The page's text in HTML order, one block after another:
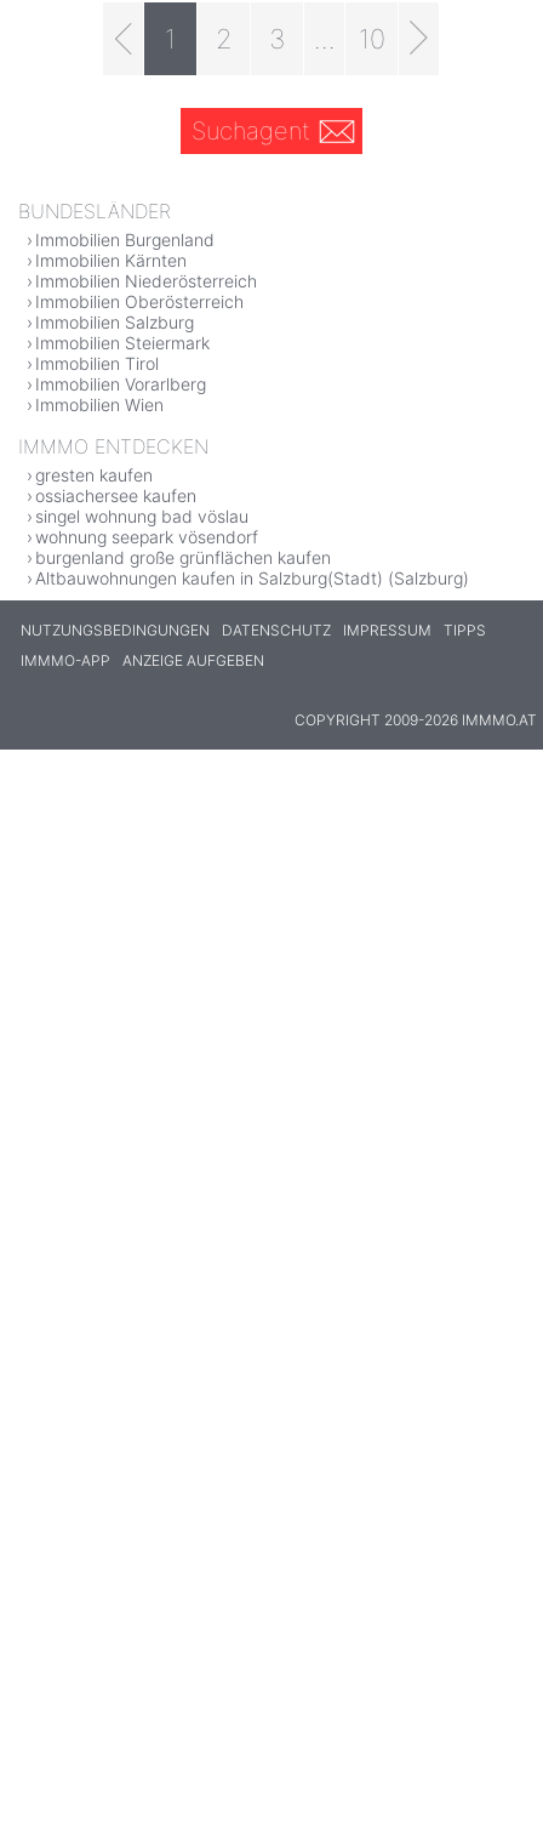
1 2 3 10
Suchagent
BUNDESLÄNDER
Immobilien Burgenland
Immobilien Kärnten
Immobilien Niederösterreich
Immobilien Oberösterreich
Immobilien Salzburg
Immobilien Steiermark
Immobilien Tirol
Immobilien Vorarlberg
Immobilien Wien
IMMMO ENTDECKEN
gresten kaufen
ossiachersee kaufen
singel wohnung bad vöslau
wohnung seepark vösendorf
burgenland große grünflächen kaufen
Altbauwohnungen kaufen in Salzburg(Stadt) (Salzburg)
NUTZUNGSBEDINGUNGEN DATENSCHUTZ IMPRESSUM
TIPPS
IMMMO-APP
ANZEIGE AUFGEBEN
COPYRIGHT 2009-2026 IMMMO.AT